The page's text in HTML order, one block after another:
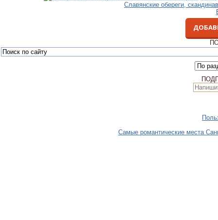
Славянские обереги,
Самые романтические места